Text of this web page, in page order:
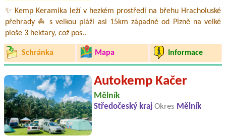
✨ Kemp Keramika leží v hezkém prostředí na břehu Hracholuské
přehrady ⛵ s velkou pláží asi 15km západně od Plzně na velké
ploše 3 hektary, což pos..
Schránka Mapa Informace
Autokemp Kačer
Mělník
Středočeský kraj Okres Mělník